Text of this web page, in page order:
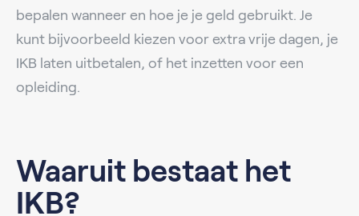
bepalen wanneer en hoe je je geld gebruikt. Je
kunt bijvoorbeeld kiezen voor extra vrije dagen, je
IKB laten uitbetalen, of het inzetten voor een
opleiding.
Waaruit bestaat het
IKB?